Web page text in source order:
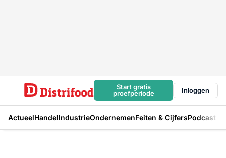
Start gratis
proefperiode
Inloggen
ActueelHandelIndustrieOndernemenFeiten & CijfersPodcast